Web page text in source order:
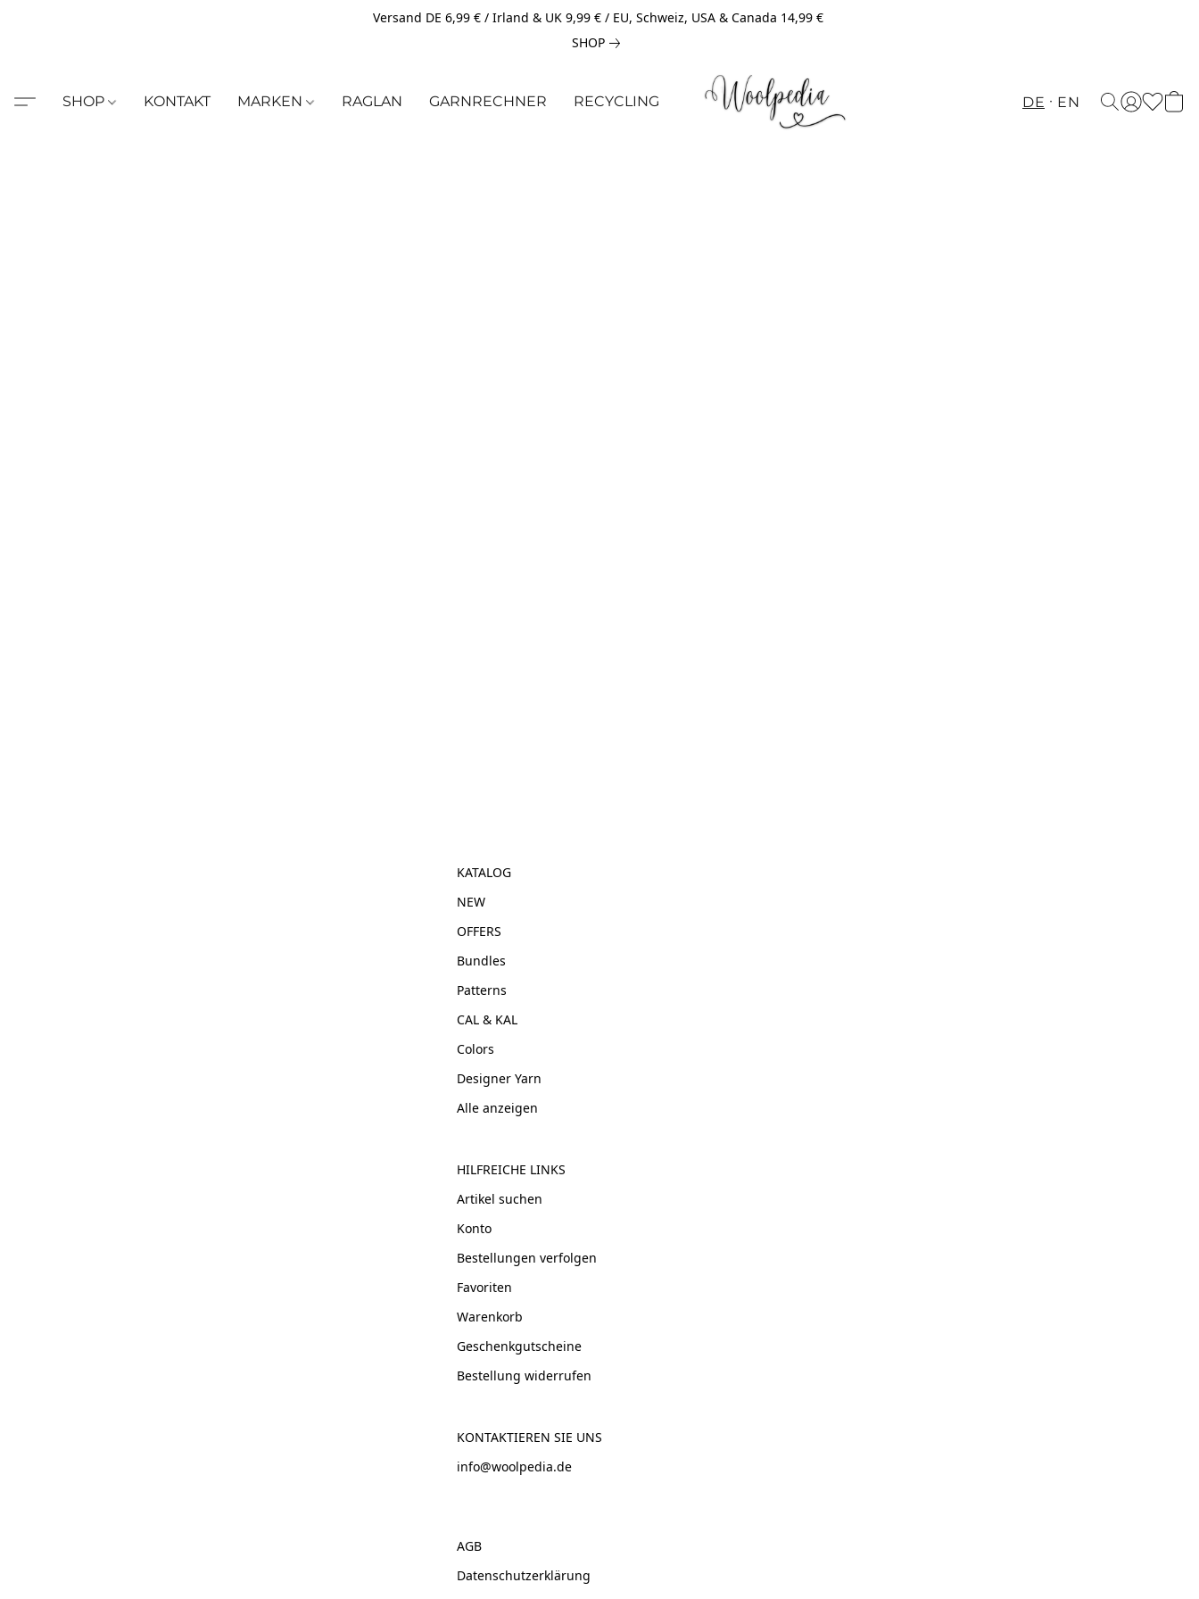
Versand DE 6,99 € / Irland & UK 9,99 € / EU, Schweiz, USA & Canada 14,99 €
SHOP
SHOP KONTAKT MARKEN RAGLAN GARNRECHNER RECYCLING DE EN
KATALOG
NEW
OFFERS
Bundles
Patterns
CAL & KAL
Colors
Designer Yarn
Alle anzeigen
HILFREICHE LINKS
Artikel suchen
Konto
Bestellungen verfolgen
Favoriten
Warenkorb
Geschenkgutscheine
Bestellung widerrufen
KONTAKTIEREN SIE UNS
info@woolpedia.de
AGB
Datenschutzerklärung